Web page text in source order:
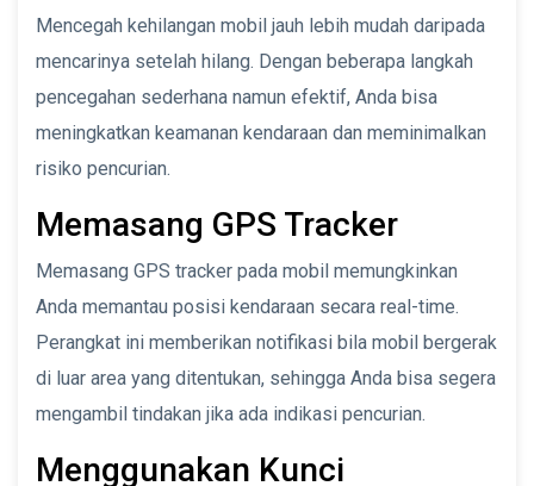
Mencegah kehilangan mobil jauh lebih mudah daripada
mencarinya setelah hilang. Dengan beberapa langkah
pencegahan sederhana namun efektif, Anda bisa
meningkatkan keamanan kendaraan dan meminimalkan
risiko pencurian.
Memasang GPS Tracker
Memasang GPS tracker pada mobil memungkinkan
Anda memantau posisi kendaraan secara real-time.
Perangkat ini memberikan notifikasi bila mobil bergerak
di luar area yang ditentukan, sehingga Anda bisa segera
mengambil tindakan jika ada indikasi pencurian.
Menggunakan Kunci